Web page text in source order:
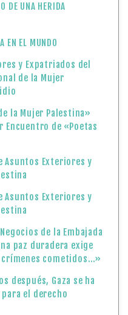
DE UNA HERIDA
EN EL MUNDO
y Expatriados del
de la Mujer
la Mujer Palestina»
de «Poetas
Asuntos Exteriores y
Asuntos Exteriores y
de la Embajada
paz duradera exige
cometidos…»
después, Gaza se ha
el derecho